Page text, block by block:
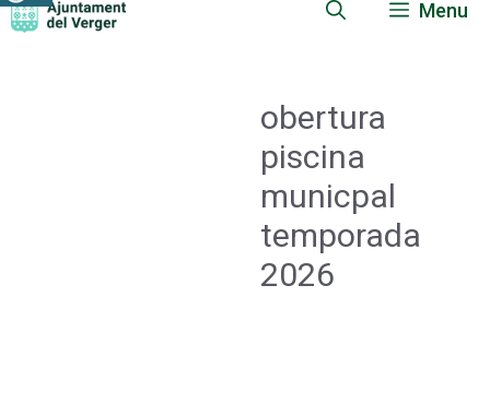
Menu
obertura
piscina
municpal
temporada
2026